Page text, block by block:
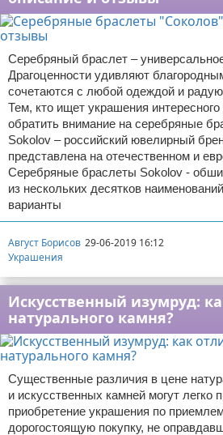
Серебряный браслет –
Драгоценности удивляют
сочетаются с любой одеждой и
Тем, кто ищет украшения интересного
обратить внимание на серебряные
Sokolov – российский ювелирный
представлена на отечественном и
Серебряные браслеты Sokolov -
из нескольких десятков
варианты
Август Борисов 29-06-2019 16:12
Украшения
Искусственный изумруд:
натурального камня?
Существенные различия в цене
и искусственных камней могут легко
приобретение украшения по
дорогостоящую покупку, не